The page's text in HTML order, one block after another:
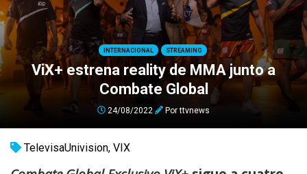
INTERNACIONAL STREAMING
ViX+ estrena reality de MMA junto a
Combate Global
24/08/2022 Porttvnews
TelevisaUnivision, VIX